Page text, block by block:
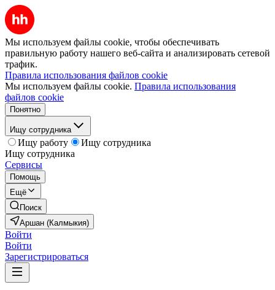
Мы используем файлы cookie, чтобы обеспечивать
правильную работу нашего веб-сайта и анализировать сетевой
трафик.
Правила использования файлов cookie
Мы используем файлы cookie. Правила использования
файлов cookie
Понятно
Ищу сотрудника
Ищу работу
Ищу сотрудника
Ищу сотрудника
Сервисы
Помощь
Ещё
Поиск
Аршан (Калмыкия)
Войти
Войти
Зарегистрироваться